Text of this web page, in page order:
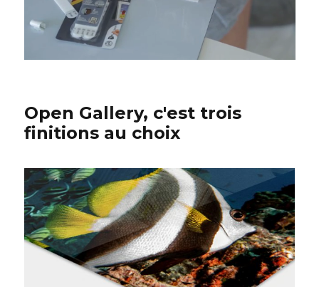
Open Gallery, c'est trois
finitions au choix